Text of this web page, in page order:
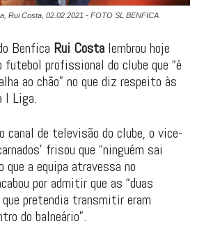
Rui Costa, 02.02.2021 - FOTO SL BENFICA
Benfica Rui Costa lembrou hoje
profissional do clube que “é
ao chão” no que diz respeito às
I Liga.
canal de televisão do clube, o vice-
frisou que “ninguém sai
que a equipa atravessa no
por admitir que as “duas
pretendia transmitir eram
do balneário”.